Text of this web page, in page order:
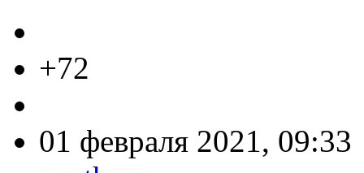
+72
01 февраля 2021, 09:33